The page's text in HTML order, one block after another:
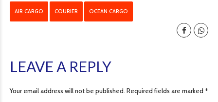
AIR CARGO COURIER OCEAN CARGO
LEAVE A REPLY
Your email address will not be published. Required fields are marked *